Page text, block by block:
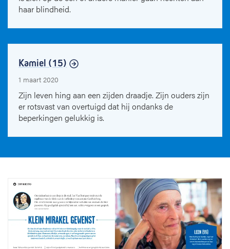
haar blindheid.
Kamiel (15)
1 maart 2020
Zijn leven hing aan een zijden draadje. Zijn ouders zijn
er rotsvast van overtuigd dat hij ondanks de
beperkingen gelukkig is.